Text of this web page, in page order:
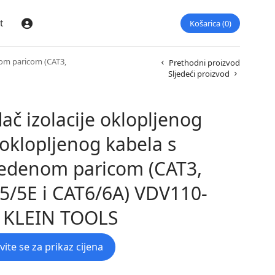
Prijava Košarica 0
paricom (CAT3,
Prethodni proizvod
Sljedeći proizvod
izolacije oklopljenog
kabela s
paricom (CAT3,
5E i CAT6/6A) VDV110-
TOOLS
se za prikaz cijena